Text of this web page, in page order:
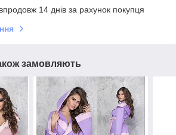
14 днів за рахунок покупця
замовляють